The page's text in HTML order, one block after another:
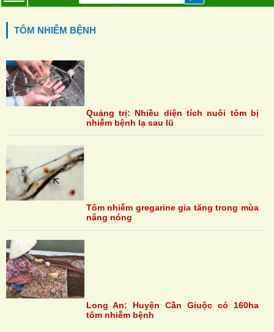
TÔM NHIỄM BỆNH
Quảng trị: Nhiều diện tích nuôi tôm bị
nhiễm bệnh lạ sau lũ
Tôm nhiễm gregarine gia tăng trong mùa
nắng nóng
Long An: Huyện Cần Giuộc có 160ha
tôm nhiễm bệnh